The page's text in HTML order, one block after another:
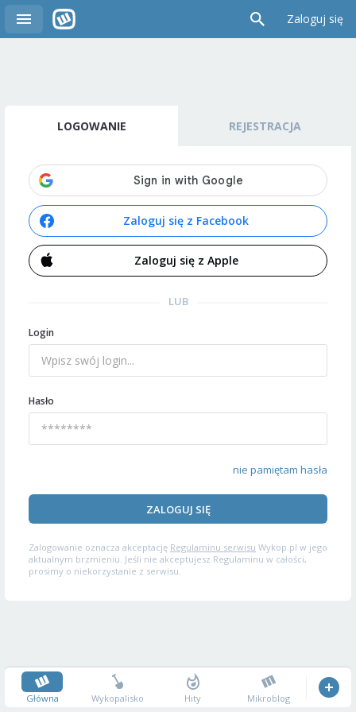
Zaloguj się
LOGOWANIE REJESTRACJA
Zaloguj się z Facebook
Zaloguj się z Apple
LUB
Login
Hasło
nie pamiętam hasła
ZALOGUJ SIĘ
Zalogowanie oznacza akceptację Regulaminu serwisu Wykop.pl w jego
aktualnym brzmieniu. Jeśli nie akceptujesz Regulaminu w całości,
prosimy o niekorzystanie z serwisu.
Główna Wykopalisko Hity Mikroblog